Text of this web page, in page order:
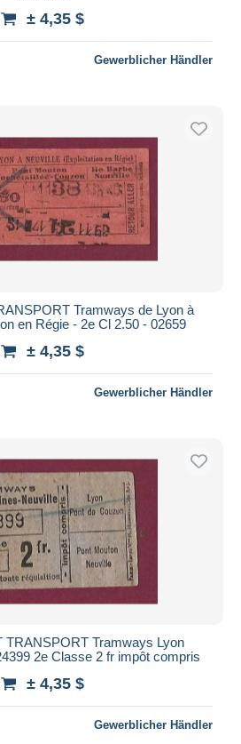
± 4,35 $
Gewerblicher Händler
Tramways de Lyon à
en Régie - 2e Cl 2.50 - 02659
± 4,35 $
Gewerblicher Händler
TRANSPORT Tramways Lyon
2e Classe 2 fr impôt compris
± 4,35 $
Gewerblicher Händler